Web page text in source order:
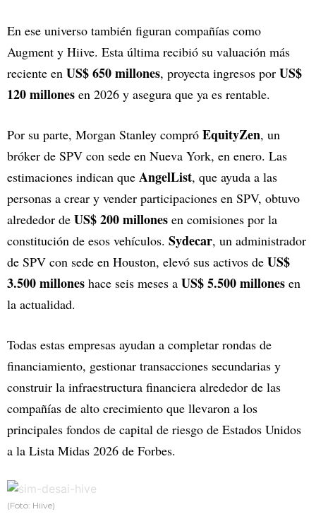
En ese universo también figuran compañías como
Augment y Hiive. Esta última recibió su valuación más
reciente en US$ 650 millones, proyecta ingresos por US$
120 millones en 2026 y asegura que ya es rentable.
Por su parte, Morgan Stanley compró EquityZen, un
bróker de SPV con sede en Nueva York, en enero. Las
estimaciones indican que AngelList, que ayuda a las
personas a crear y vender participaciones en SPV, obtuvo
alrededor de US$ 200 millones en comisiones por la
constitución de esos vehículos. Sydecar, un administrador
de SPV con sede en Houston, elevó sus activos de US$
3.500 millones hace seis meses a US$ 5.500 millones en
la actualidad.
Todas estas empresas ayudan a completar rondas de
financiamiento, gestionar transacciones secundarias y
construir la infraestructura financiera alrededor de las
compañías de alto crecimiento que llevaron a los
principales fondos de capital de riesgo de Estados Unidos
a la Lista Midas 2026 de Forbes.
(Foto: Hiive)